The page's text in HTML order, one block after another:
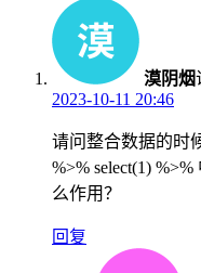
漠阴烟
2023-10-11 20:46
请问整合数据的时
%>% select(1)
么作用？
回复